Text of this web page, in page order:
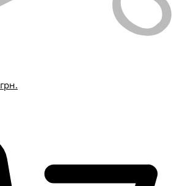
грн.